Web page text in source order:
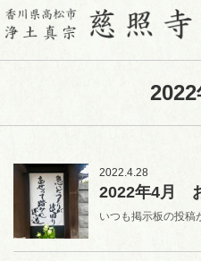
2022
2022.4.28
2022年4月
いつも掲示板の投稿